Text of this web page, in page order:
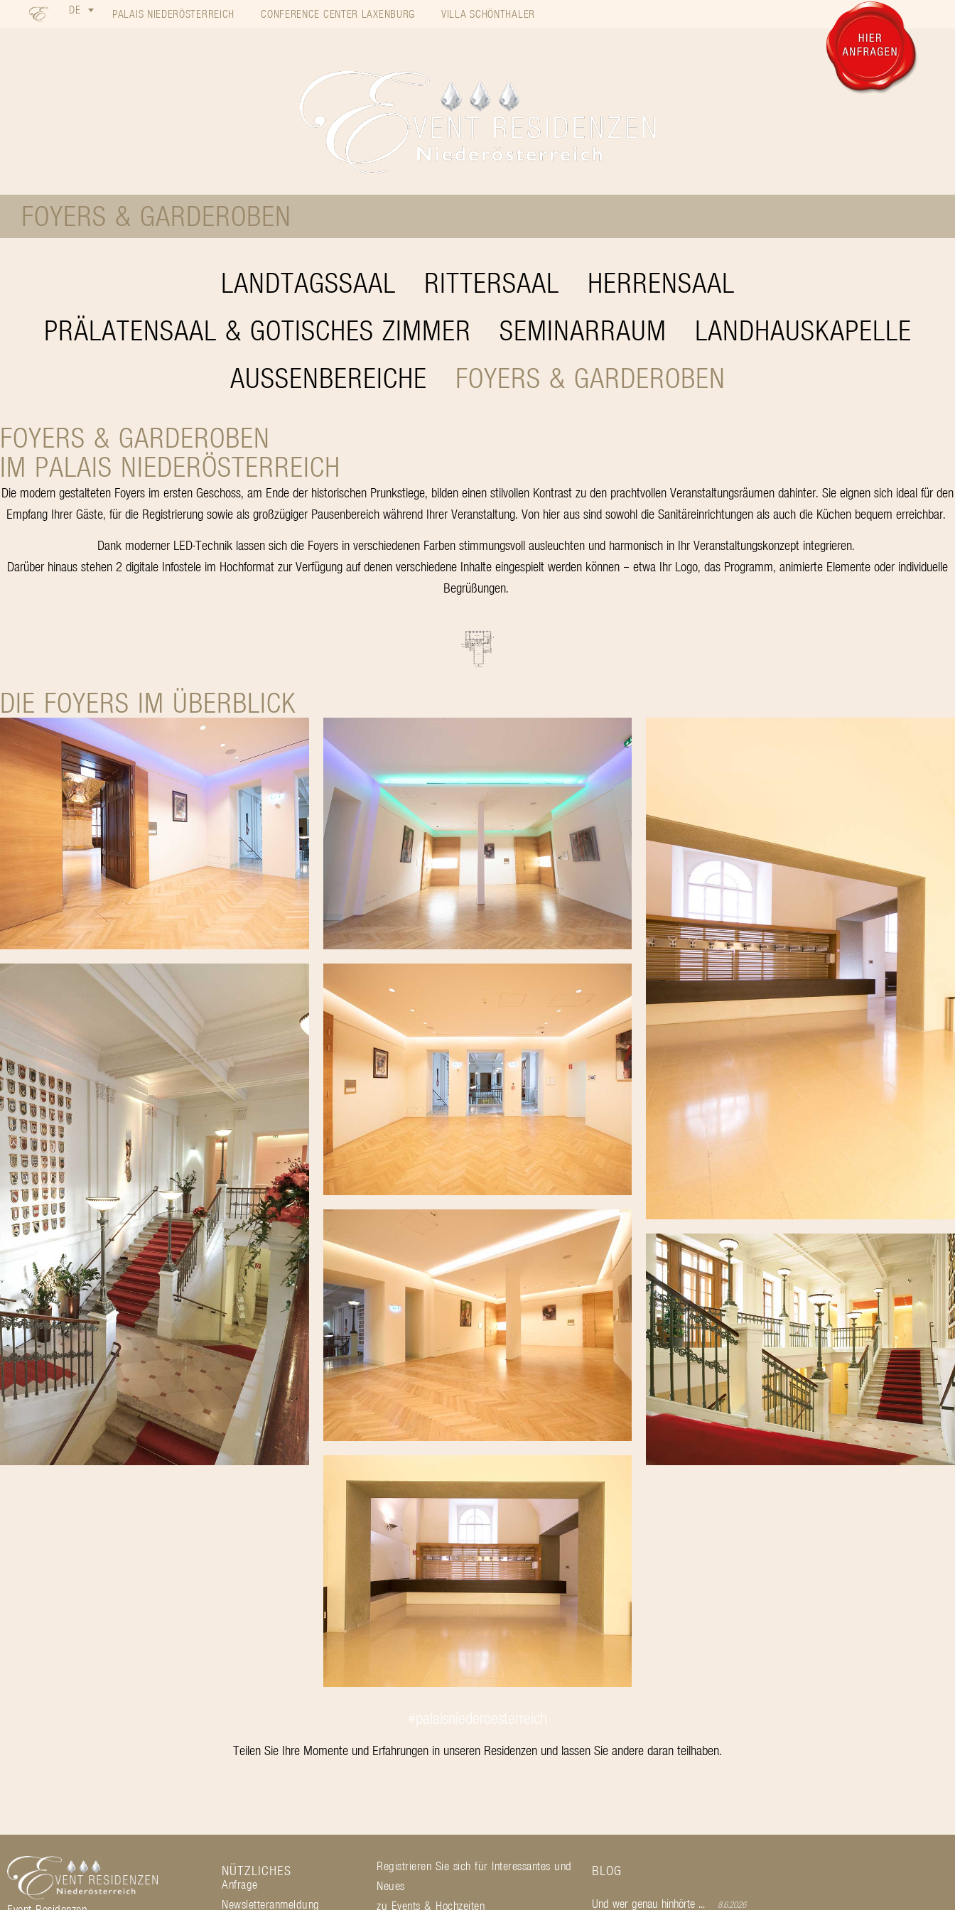
DE PALAIS NIEDERÖSTERREICH CONFERENCE CENTER LAXENBURG VILLA SCHÖNTHALER
FOYERS & GARDEROBEN
LANDTAGSSAAL RITTERSAAL
HERRENSAAL
PRÄLATENSAAL & GOTISCHES ZIMMER
SEMINARRAUM
LANDHAUSKAPELLE
AUSSENBEREICHE
FOYERS & GARDEROBEN
FOYERS & GARDEROBEN
IM PALAIS NIEDERÖSTERREICH
Die modern gestalteten Foyers im ersten Geschoss, am Ende der historischen Prunkstiege, bilden einen stilvollen Kontrast zu den prachtvollen Veranstaltungsräumen dahinter. Sie eignen sich ideal für den
Empfang Ihrer Gäste, für die Registrierung sowie als großzügiger Pausenbereich während Ihrer Veranstaltung. Von hier aus sind sowohl die Sanitäreinrichtungen als auch die Küchen bequem erreichbar.
Dank moderner LED-Technik lassen sich die Foyers in verschiedenen Farben stimmungsvoll ausleuchten und harmonisch in Ihr Veranstaltungskonzept integrieren.
Darüber hinaus stehen 2 digitale Infostele im Hochformat zur Verfügung auf denen verschiedene Inhalte eingespielt werden können – etwa Ihr Logo, das Programm, animierte Elemente oder individuelle
Begrüßungen.
DIE FOYERS IM ÜBERBLICK
#palaisniederoesterreich
Teilen Sie Ihre Momente und Erfahrungen in unseren Residenzen und lassen Sie andere daran teilhaben.
NÜTZLICHES
Anfrage
Newsletteranmeldung
Registrieren Sie sich für Interessantes und
Neues
zu Events & Hochzeiten
BLOG
Und wer genau hinhörte ... 8.6.2026